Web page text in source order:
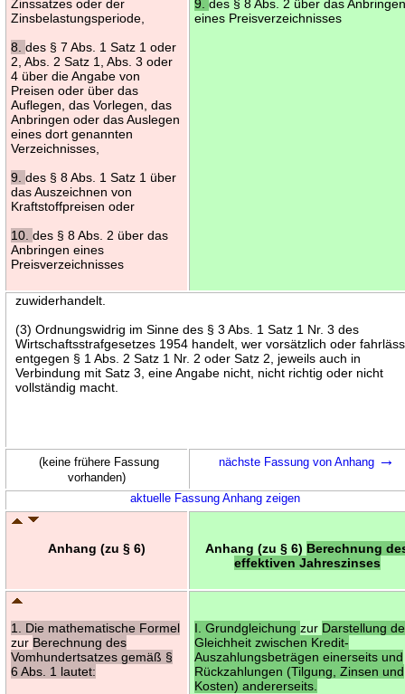
Zinssatzes oder der
Zinsbelastungsperiode,
8.des § 7 Abs. 1 Satz 1 oder
2, Abs. 2 Satz 1, Abs. 3 oder
4 über die Angabe von
Preisen oder über das
Auflegen, das Vorlegen, das
Anbringen oder das Auslegen
eines dort genannten
Verzeichnisses,
9.des § 8 Abs. 1 Satz 1 über
das Auszeichnen von
Kraftstoffpreisen oder
10.des § 8 Abs. 2 über das
Anbringen eines
Preisverzeichnisses
9.des § 8 Abs. 2 über das
eines Preisverzeichnisses
zuwiderhandelt.
(3) Ordnungswidrig im Sinne des § 3 Abs. 1 Satz 1 Nr. 3 des
Wirtschaftsstrafgesetzes 1954 handelt, wer vorsätzlich oder
entgegen § 1 Abs. 2 Satz 1 Nr. 2 oder Satz 2, jeweils auch in
Verbindung mit Satz 3, eine Angabe nicht, nicht richtig oder nicht
vollständig macht.
(keine frühere Fassung
vorhanden)
nächste Fassung von Anhang →
aktuelle Fassung Anhang zeigen
Anhang (zu § 6) Anhang (zu § 6) Berechnung
effektiven Jahreszinses
1. Die mathematische Formel
zur Berechnung des
Vomhundertsatzes gemäß §
6 Abs. 1 lautet:
I. Grundgleichungzur Darstellung
Gleichheit zwischen Kredit-
Auszahlungsbeträgen einerseits und
Rückzahlungen (Tilgung, Zinsen und
Kosten) andererseits.